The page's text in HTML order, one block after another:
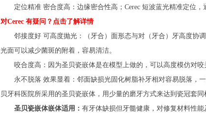
定位精准 密合度高：边缘密合性高；Cerec 短波蓝光精准定位，
对Cerec 有疑问？点击了解详情
邻接度好 可高度抛光：（牙合）面形态与对（牙合）牙高度协
光面可以减少菌斑的附着，容易清洁。
咬合度高：因为圣贝瓷嵌体是在模型上做的，可以高度模仿对咬
永不脱落 效果显着：邻面缺损光固化树脂补牙相对容易脱落，
贝牙科医院所采用的圣贝瓷嵌体，用少量的磨牙方式来达到瓷冠套同
圣贝瓷嵌体嵌体适用： 有牙体缺损但牙髓健康，对修复材料性